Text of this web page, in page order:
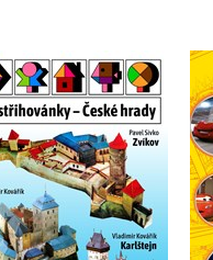
- České
hrady
Do košíku